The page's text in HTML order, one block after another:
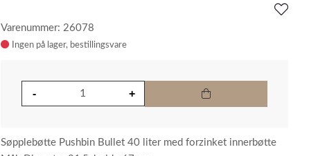
Varenummer: 26078
Ingen på lager
Søpplebøtte Pushbin Bullet 40 liter med forzinket innerbøtte